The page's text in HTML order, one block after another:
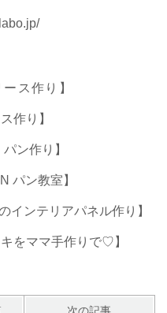
ス作り】
作り】
ン作り】
パン教室】
インテリアパネル作り】
をママ手作りで♡】
次の記事